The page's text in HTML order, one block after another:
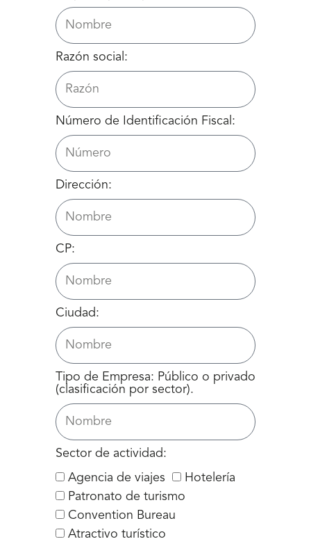
Razón social:
Número de Identificación Fiscal:
Dirección:
CP:
Ciudad:
Tipo de Empresa: Público o privado
(clasificación por sector).
Sector de actividad:
Agencia de viajes
Hotelería
Patronato de turismo
Convention Bureau
Atractivo turístico